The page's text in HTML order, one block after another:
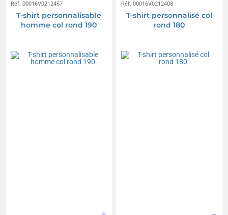
Réf. 00016V0212457
T-shirt personnalisable
homme col rond 190
Réf. 00016V0212408
T-shirt personnalisé col
rond 180